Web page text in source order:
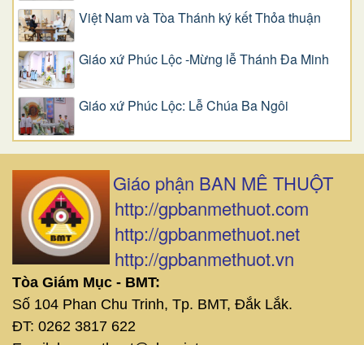
Việt Nam và Tòa Thánh ký kết Thỏa thuận
Giáo xứ Phúc Lộc -Mừng lễ Thánh Đa Minh
Giáo xứ Phúc Lộc: Lễ Chúa Ba Ngôi
Giáo phận BAN MÊ THUỘT
http://gpbanmethuot.com
http://gpbanmethuot.net
http://gpbanmethuot.vn
Tòa Giám Mục - BMT:
Số 104 Phan Chu Trinh, Tp. BMT, Đắk Lắk.
ĐT: 0262 3817 622